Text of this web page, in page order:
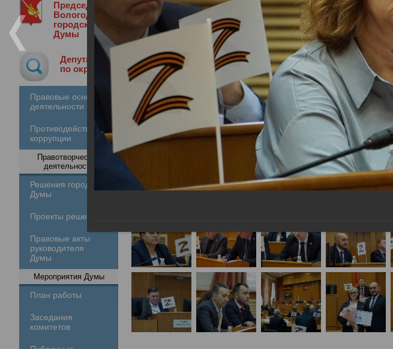
Председатель
Вологодской
городской
Думы
Депутат
по округу
Правовые основы
деятельности
Противодействие
коррупции
Правотворческая
деятельность
Решения городской
Думы
Проекты решений
Правовые акты
руководителя
Думы
Мероприятия Думы
План работы
Заседания
комитетов
Медиа библиотека
30-я сессия Вологодской городской Думы
30-я сессия Вологодской городской Думы
23.11.2022